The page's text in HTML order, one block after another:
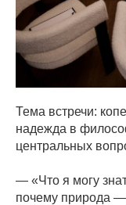
Тема встречи:
надежда в
центральных
— «Что я могу
почему природа —